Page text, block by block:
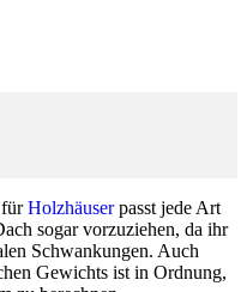
fürHolzhäuserpasst jede Art
sogar vorzuziehen, da ihr
Schwankungen. Auch
Gewichts ist in Ordnung,